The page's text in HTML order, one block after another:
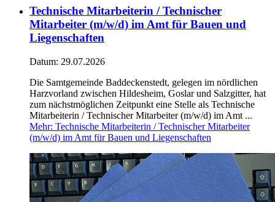
Technische Mitarbeiterin / Technischer
Mitarbeiter (m/w/d) im Amt für Bauen und
Liegenschaften
Datum: 29.07.2026
Die Samtgemeinde Baddeckenstedt, gelegen im nördlichen
Harzvorland zwischen Hildesheim, Goslar und Salzgitter, hat
zum nächstmöglichen Zeitpunkt eine Stelle als Technische
Mitarbeiterin / Technischer Mitarbeiter (m/w/d) im Amt ...
Mehr: Technische Mitarbeiterin / Technischer Mitarbeiter
(m/w/d) im Amt für Bauen und Liegenschaften